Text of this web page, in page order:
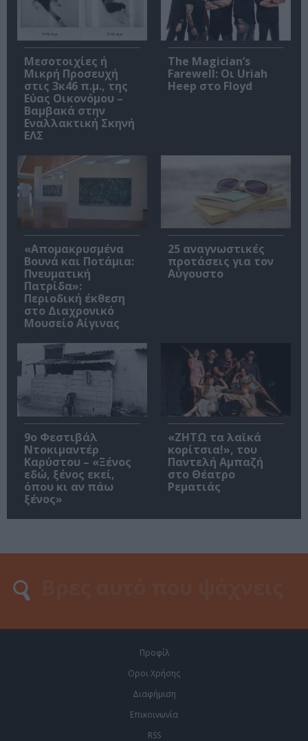
Μεσοτοιχίες ή
Μικρή Προσευχή
στις 3κ46 π.μ., της
Εύας Οικονόμου –
Βαμβακά στην
Εναλλακτική Σκηνή
ΕΛΣ
The Magician’s
Farewell: Οι Uriah
Heep στο Floyd
«Απομακρυσμένα
Βουνά και Ποτάμια:
Πνευματική
Πατρίδα»:
Περιοδική έκθεση
στο Διαχρονικό
Μουσείο Αίγινας
25 αναγνωστικές
προτάσεις για τον
Αύγουστο
9ο Φεστιβάλ
Ντοκιμαντέρ
Καρύστου – «Ξένος
εδώ, ξένος εκεί,
όπου κι αν πάω
ξένος»
«ΖΗΤΩ τα λαϊκά
κορίτσια!», του
Παντελή Αμπαζή
στο Θέατρο
Ρεματιάς
Προφίλ
Οροι Χρήσης
Διαφήμιση
Επικοινωνία
RSS